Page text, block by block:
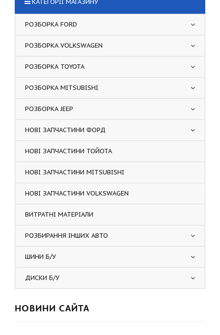
КАТЕГОРІЇ МАГАЗИНУ
РОЗБОРКА FORD
РОЗБОРКА VOLKSWAGEN
РОЗБОРКА TOYOTA
РОЗБОРКА MITSUBISHI
РОЗБОРКА JEEP
НОВІ ЗАПЧАСТИНИ ФОРД
НОВІ ЗАПЧАСТИНИ ТОЙОТА
НОВІ ЗАПЧАСТИНИ MITSUBISHI
НОВІ ЗАПЧАСТИНИ VOLKSWAGEN
ВИТРАТНІ МАТЕРІАЛИ
РОЗБИРАННЯ ІНШИХ АВТО
ШИНИ Б/У
ДИСКИ Б/У
НОВИНИ САЙТА